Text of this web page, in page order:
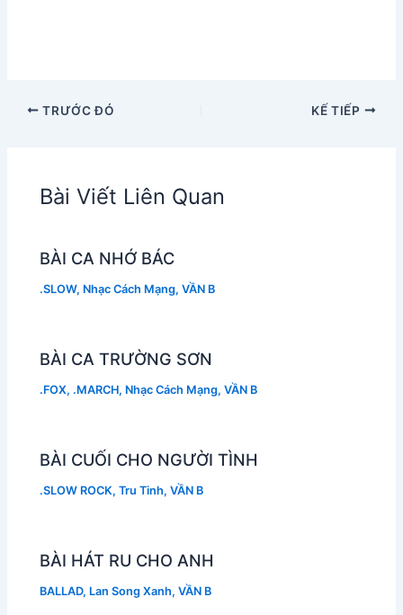
TRƯỚC ĐÓ KẾ TIẾP
Bài Viết Liên Quan
BÀI CA NHỚ BÁC
.SLOW, Nhạc Cách Mạng,VẦN B
BÀI CA TRƯỜNG SƠN
.FOX, .MARCH, Nhạc Cách Mạng,VẦN B
BÀI CUỐI CHO NGƯỜI TÌNH
.SLOW ROCK,Tru Tinh,VẦN B
BÀI HÁT RU CHO ANH
BALLAD, Lan Song Xanh,VẦN B